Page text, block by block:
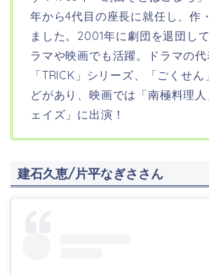
年から4代目の座長に就任し、作
ました。2001年に劇団を退団し
ラマや映画でも活躍。ドラマの代
「TRICK」シリーズ、「ごくせ
どがあり、映画では「南極料理
ェイズ」に出演！
建石久恵/片平なぎささん